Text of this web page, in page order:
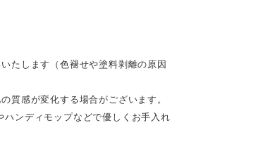
たします（色褪せや塗料剥離の原因
質感が変化する場合がございます。
ンディモップなどで優しくお手入れ